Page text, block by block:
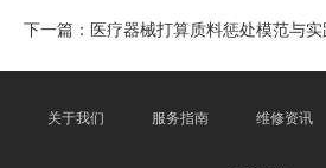
下一篇： 医疗器械打算质料惩处模范与实
关于我们 服务指南 维修资讯